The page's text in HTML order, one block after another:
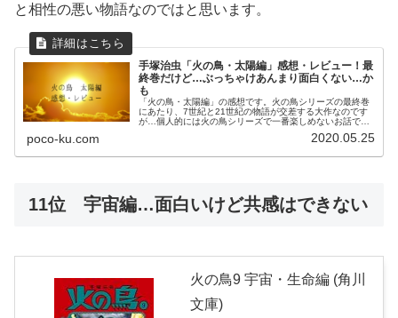
と相性の悪い物語なのではと思います。
手塚治虫「火の鳥・太陽編」感想・レビュー！最
終巻だけど…ぶっちゃけあんまり面白くない…か
も
「火の鳥・太陽編」の感想です。火の鳥シリーズの最終巻
にあたり、7世紀と21世紀の物語が交差する大作なのです
が…個人的には火の鳥シリーズで一番楽しめないお話で
poco-ku.com 2020.05.25
11位 宇宙編…面白いけど共感はできない
火の鳥9 宇宙・生命編 (角川
文庫)